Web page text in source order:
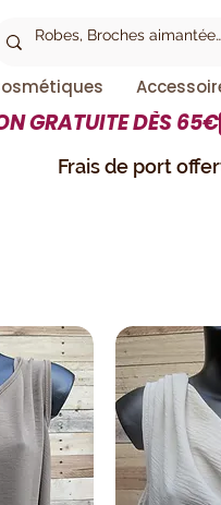
Frais de port